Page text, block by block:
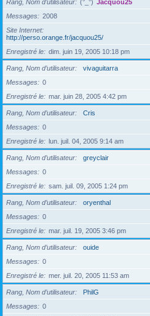
Rang, Nom d’utilisateur (°_°) Jacquou25
Messages
2008
Site Internet
http://perso.orange.fr/jacquou25/
Enregistré le
dim. juin 19, 2005 10:18 pm
Rang, Nom d’utilisateur
vivaguitarra
Messages
0
Enregistré le
mar. juin 28, 2005 4:42 pm
Rang, Nom d’utilisateur
Cris
Messages
0
Enregistré le
lun. juil. 04, 2005 9:14 am
Rang, Nom d’utilisateur
greyclair
Messages
0
Enregistré le
sam. juil. 09, 2005 1:24 pm
Rang, Nom d’utilisateur
oryenthal
Messages
0
Enregistré le
mar. juil. 19, 2005 3:46 pm
Rang, Nom d’utilisateur
ouide
Messages
0
Enregistré le
mer. juil. 20, 2005 11:53 am
Rang, Nom d’utilisateur
PhilG
Messages
0